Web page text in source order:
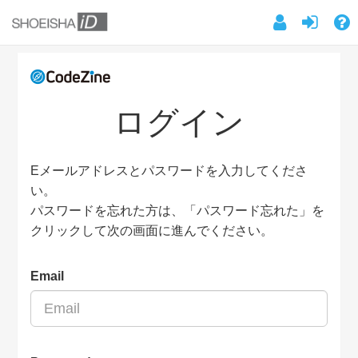
ログイン
Eメールアドレスとパスワードを入力してくださ
い。
パスワードを忘れた方は、「パスワード忘れた」を
クリックして次の画面に進んでください。
Email